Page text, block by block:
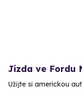
Jízda ve Fordu
Užijte si americkou